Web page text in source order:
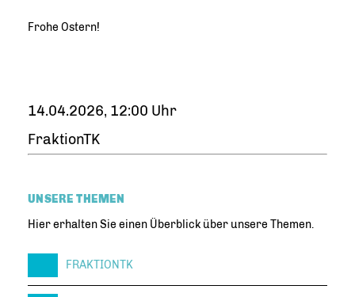
Frohe Ostern!
14.04.2026, 12:00 Uhr
FraktionTK
UNSERE THEMEN
Hier erhalten Sie einen Überblick über unsere Themen.
FRAKTIONTK